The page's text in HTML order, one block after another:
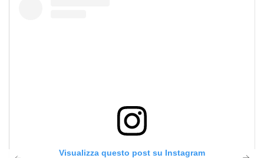
Visualizza questo post su Instagram